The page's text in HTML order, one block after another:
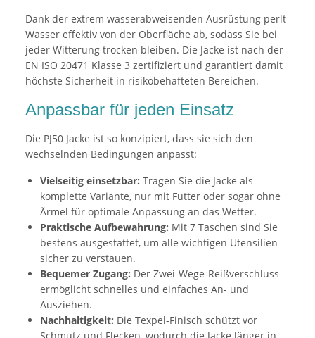
Dank der extrem wasserabweisenden Ausrüstung perlt
Wasser effektiv von der Oberfläche ab, sodass Sie bei
jeder Witterung trocken bleiben. Die Jacke ist nach der
EN ISO 20471 Klasse 3 zertifiziert und garantiert damit
höchste Sicherheit in risikobehafteten Bereichen.
Anpassbar für jeden Einsatz
Die PJ50 Jacke ist so konzipiert, dass sie sich den
wechselnden Bedingungen anpasst:
Vielseitig einsetzbar: Tragen Sie die Jacke als
komplette Variante, nur mit Futter oder sogar ohne
Ärmel für optimale Anpassung an das Wetter.
Praktische Aufbewahrung: Mit 7 Taschen sind Sie
bestens ausgestattet, um alle wichtigen Utensilien
sicher zu verstauen.
Bequemer Zugang: Der Zwei-Wege-Reißverschluss
ermöglicht schnelles und einfaches An- und
Ausziehen.
Nachhaltigkeit: Die Texpel-Finisch schützt vor